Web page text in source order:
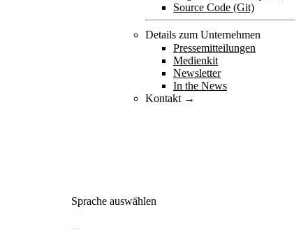
Source Code (Git)
Details zum Unternehmen
Pressemitteilungen
Medienkit
Newsletter
In the News
Kontakt →
Sprache auswählen